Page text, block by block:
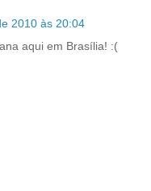
2010 às 20:04
aqui em Brasília! :(